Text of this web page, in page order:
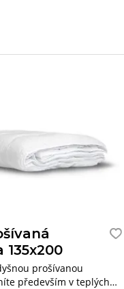
prošívanou
především v teplých